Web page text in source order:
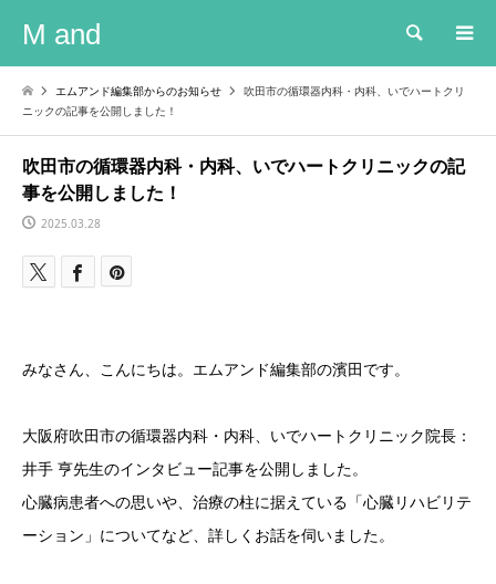
M and 検索
エムアンド編集部からのお知らせ
吹田市の循環器内科・内科、いでハートクリ
ニックの記事を公開しました！
吹田市の循環器内科・内科、いでハートクリニックの記
事を公開しました！
2025.03.28
みなさん、こんにちは。エムアンド編集部の濱田です。
大阪府吹田市の循環器内科・内科、いでハートクリニック院長：
井手 亨先生のインタビュー記事を公開しました。
心臓病患者への思いや、治療の柱に据えている「心臓リハビリテ
ーション」についてなど、詳しくお話を伺いました。